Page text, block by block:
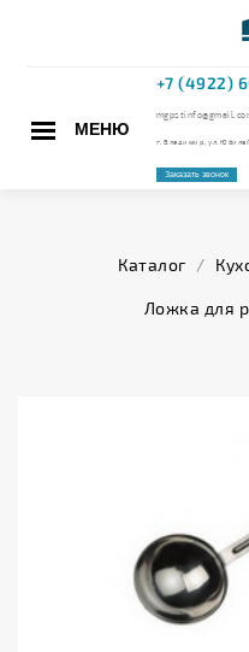
МЕНЮ
Каталог /
Ложка для